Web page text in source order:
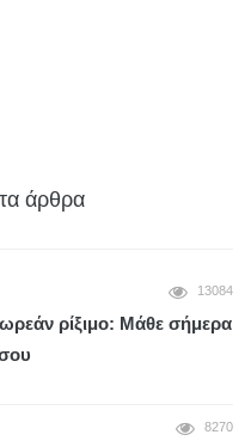
άρθρα
13084
ρίξιμο: Μάθε σήμερα
8270